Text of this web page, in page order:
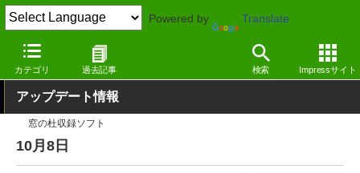
Powered by Translate
カテゴリ 過去記事 検索 Impressサイト
窓の杜 その他の話題 アップデート
アップデート情報
窓の杜収録ソフト
10月8日